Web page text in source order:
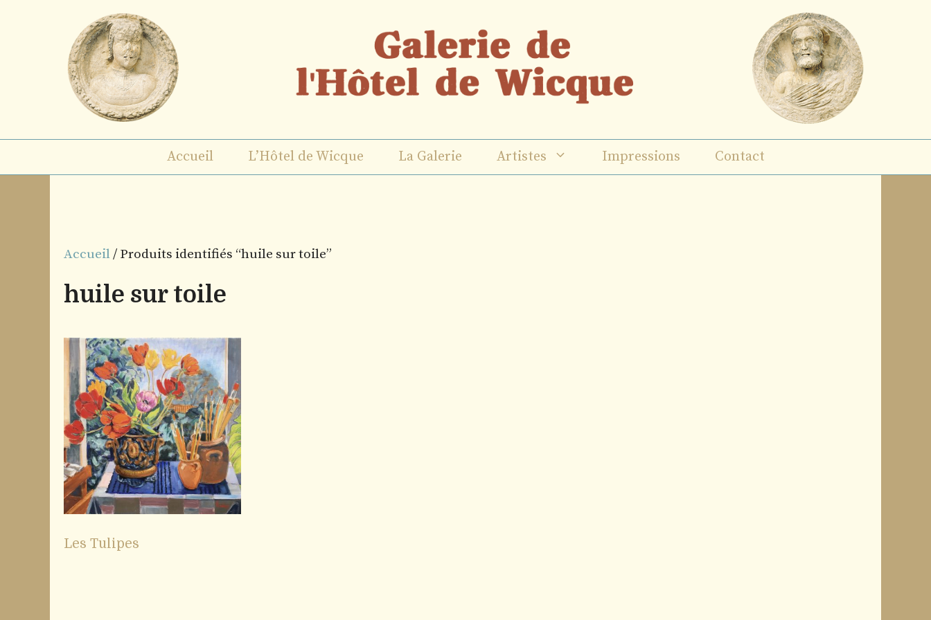
Accueil L’Hôtel de Wicque La Galerie Artistes Impressions Contact
Accueil/ Produits identifiés “huile sur toile”
huile sur toile
Les Tulipes